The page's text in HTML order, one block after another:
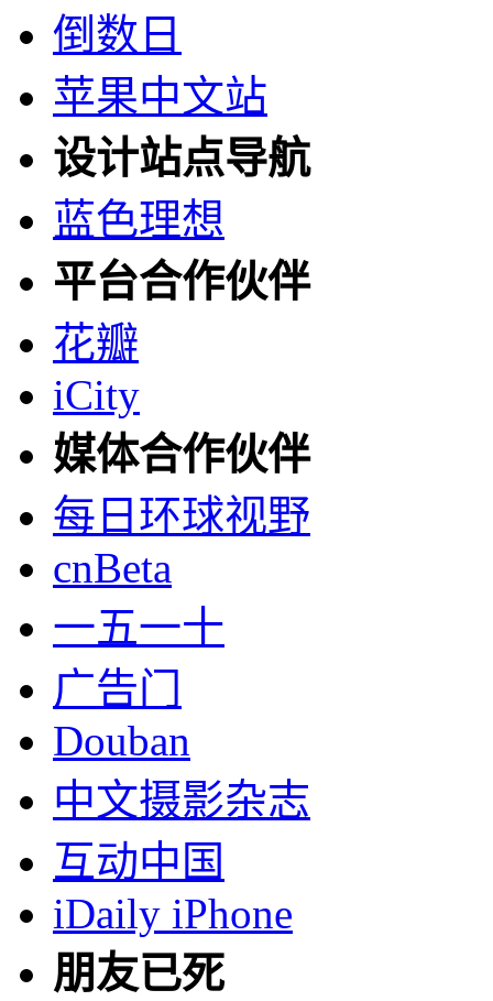
倒数日
苹果中文站
设计站点导航
蓝色理想
平台合作伙伴
花瓣
iCity
媒体合作伙伴
每日环球视野
cnBeta
一五一十
广告门
Douban
中文摄影杂志
互动中国
iDaily iPhone
朋友已死